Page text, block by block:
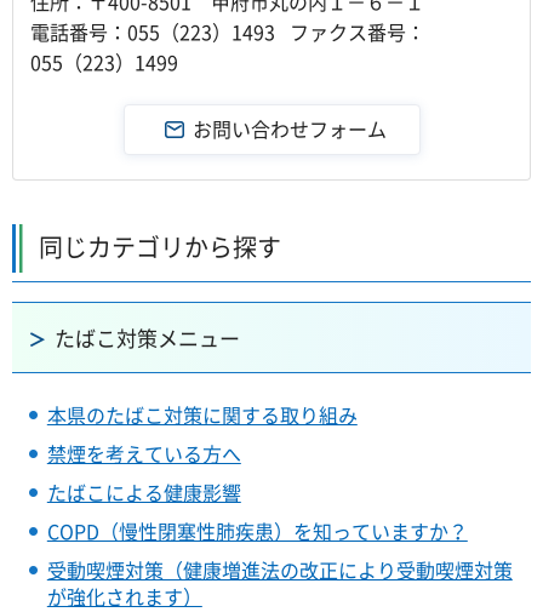
電話番号：055（223）1493 ファクス番号：
055（223）1499
同じカテゴリから探す
たばこ対策メニュー
本県のたばこ対策に関する取り組み
禁煙を考えている方へ
たばこによる健康影響
COPD（慢性閉塞性肺疾患）を知っていますか？
受動喫煙対策（健康増進法の改正により受動喫煙対策
が強化されます）